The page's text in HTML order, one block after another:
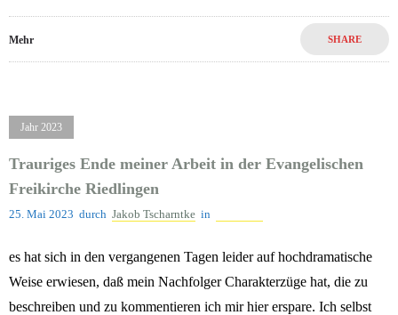
Mehr SHARE
Jahr 2023
Trauriges Ende meiner Arbeit in der Evangelischen
Freikirche Riedlingen
25. Mai 2023 durch Jakob Tscharntke in
es hat sich in den vergangenen Tagen leider auf hochdramatische
Weise erwiesen, daß mein Nachfolger Charakterzüge hat, die zu
beschreiben und zu kommentieren ich mir hier erspare. Ich selbst